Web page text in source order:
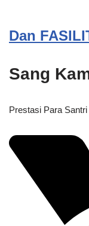
Dan
Sang
Prestasi Para